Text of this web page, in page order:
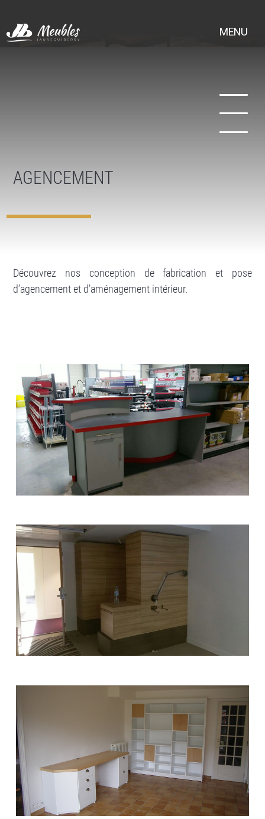
contenu
principal
MENU
AGENCEMENT
Découvrez nos conception de fabrication et pose
d’agencement et d’aménagement intérieur.